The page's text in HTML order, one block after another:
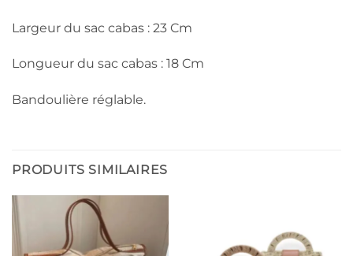
Largeur du sac cabas : 23 Cm
Longueur du sac cabas : 18 Cm
Bandoulière réglable.
PRODUITS SIMILAIRES